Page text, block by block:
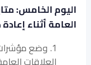
اليوم الخامس:
العامة أثناء
1. وضع